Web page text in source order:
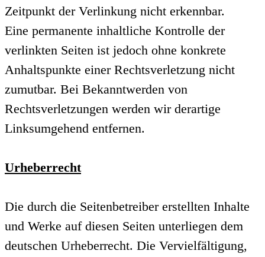
Zeitpunkt der Verlinkung nicht erkennbar.
Eine permanente inhaltliche Kontrolle der
verlinkten Seiten ist jedoch ohne konkrete
Anhaltspunkte einer Rechtsverletzung nicht
zumutbar. Bei Bekanntwerden von
Rechtsverletzungen werden wir derartige
Linksumgehend entfernen.
Urheberrecht
Die durch die Seitenbetreiber erstellten Inhalte
und Werke auf diesen Seiten unterliegen dem
deutschen Urheberrecht. Die Vervielfältigung,